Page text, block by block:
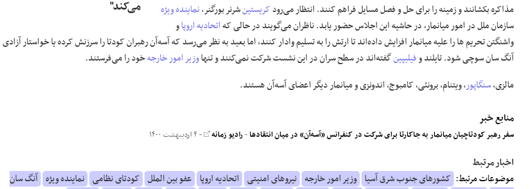
می‌کند"
مذاکره بکشانند و زمینه را برای حل و فصل مسایل فراهم کنند. انتظار می‌رودکریستینشرنر بورگنر،نماینده ویژه
سازمان ملل در امور میانمار، در حاشیه این اجلاس حضور یابد. ناظران می‌گویند در حالی کهاتحادیه اروپاو
واشنگتن تحریم ها را علیه میانمار افزایش داده‌اند تا ارتش را به تسلیم وادار کنند، اما بعید به نظر می‌رسد که آسه‌آن رهبران کودتا را سرزنش کرده یا خواستار آزادی
آنگ سان سوچی شود. تایلند وفیلیپینگفته‌اند در سطح سران در این نشست شرکت نمی‌کنند و تنهاوزیر امور خارجهخود را می‌فرستند.
مالزی،سنگاپور، ویتنام، برونئی، کامبوج، اندونزی و میانمار دیگر اعضای آسه‌آن هستند.
منابع خبر
سفر رهبر کودتاچیان میانمار به جاکارتا برای شرکت در کنفرانس «آسه‌آن» در میان انتقادها-رادیو زمانه - ۴ اردیبهشت ۱۴۰۰
اخبار مرتبط
موضوعات مرتبط: کشورهای جنوب شرق آسیا وزیر امور خارجه نیروهای امنیتی اتحادیه اروپا عفو بین الملل کودتای نظامی نماینده ویژه آنگ سان